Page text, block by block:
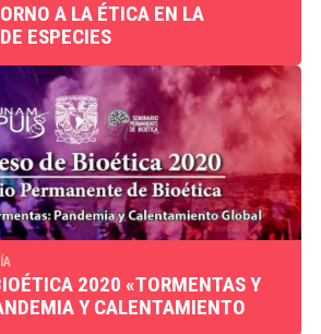
A LA ÉTICA EN LA
ESPECIES
2020 «TORMENTAS Y
Y CALENTAMIENTO